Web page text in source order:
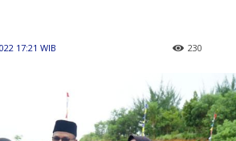
17:21 WIB
230